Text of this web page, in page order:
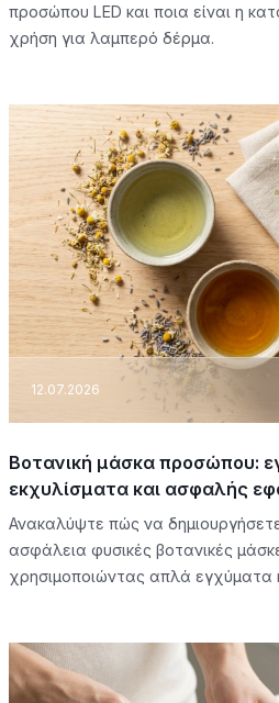
προσώπου LED και ποια είναι η
χρήση για λαμπερό δέρμα.
12.07.2026
Βοτανική μάσκα προσώπου:
εκχυλίσματα και ασφαλής
Ανακαλύψτε πώς να
ασφάλεια φυσικές βοτανικές
χρησιμοποιώντας απλά εγχύματα